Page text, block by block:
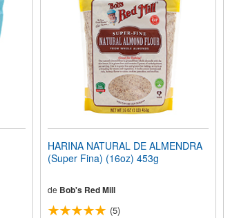
HARINA NATURAL DE ALMENDRA
(Super Fina) (16oz) 453g
de Bob's Red Mill
(5)